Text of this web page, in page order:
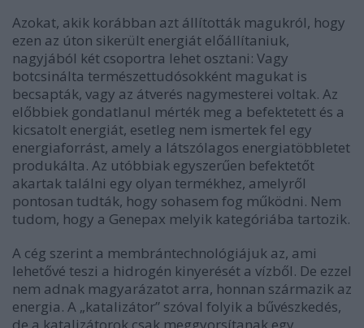
Azokat, akik korábban azt állították magukról, hogy
ezen az úton sikerült energiát előállítaniuk,
nagyjából két csoportra lehet osztani: Vagy
botcsinálta természettudósokként magukat is
becsapták, vagy az átverés nagymesterei voltak. Az
előbbiek gondatlanul mérték meg a befektetett és a
kicsatolt energiát, esetleg nem ismertek fel egy
energiaforrást, amely a látszólagos energiatöbbletet
produkálta. Az utóbbiak egyszerűen befektetőt
akartak találni egy olyan termékhez, amelyről
pontosan tudták, hogy sohasem fog működni. Nem
tudom, hogy a Genepax melyik kategóriába tartozik.
A cég szerint a membrántechnológiájuk az, ami
lehetővé teszi a hidrogén kinyerését a vízből. De ezzel
nem adnak magyarázatot arra, honnan származik az
energia. A „katalizátor” szóval folyik a bűvészkedés,